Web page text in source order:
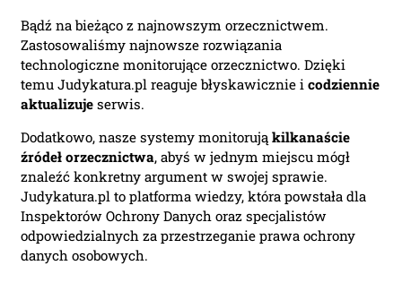
Bądź na bieżąco z najnowszym orzecznictwem.
Zastosowaliśmy najnowsze rozwiązania
technologiczne monitorujące orzecznictwo. Dzięki
temu Judykatura.pl reaguje błyskawicznie i codziennie
aktualizuje serwis.
Dodatkowo, nasze systemy monitorują kilkanaście
źródeł orzecznictwa, abyś w jednym miejscu mógł
znaleźć konkretny argument w swojej sprawie.
Judykatura.pl to platforma wiedzy, która powstała dla
Inspektorów Ochrony Danych oraz specjalistów
odpowiedzialnych za przestrzeganie prawa ochrony
danych osobowych.